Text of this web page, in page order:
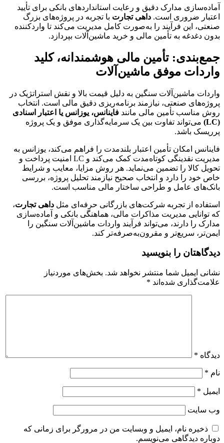
آماده‌سازی مدارک دقیق و رعایت استانداردهای بانکی برای تأیید
اعتبار ضروری است. داهی تجارت با تجربه در پروژه‌های بزرگ
صنعتی، این فرآیند را به‌صورت کامل مدیریت می‌کند تا واردکننده
بدون دغدغه به تأمین مالی و خرید ماشین‌آلات بپردازد.
جمع‌بندی: تأمین مالی هوشمندانه، کلید
واردات موفق ماشین‌آلات
واردات ماشین‌آلات سنگین به دلیل قیمت بالا و نقش استراتژیک در
پروژه‌های صنعتی، نیازمند برنامه‌ریزی دقیق مالی است. انتخاب
روش مناسب تأمین مالی مانند فاینانس، یوزانس یا اعتبار اسنادی
(LC)
می‌تواند تفاوت بین یک سرمایه‌گذاری موفق و یک پروژه
پرریسک باشد.
فاینانس امکان تأمین اعتبار بلندمدت را فراهم می‌کند، یوزانس به
مدیریت نقدینگی کوتاه‌مدت کمک می‌کند و LC امنیت پرداخت و
تحویل کالا را تضمین می‌نماید. هر روش مزایا، معایب و شرایط
خاص خود را دارد و انتخاب صحیح نیازمند تحلیل پروژه، بررسی
بانک‌های عامل و طراحی ساختار مالی مناسب است.
استفاده از تجربه شرکت‌های بازرگانی حرفه‌ای مثل داهی تجارت،
که توانایی مدیریت مذاکرات مالی، هماهنگی بانکی و آماده‌سازی
مدارک را دارند، می‌تواند فرآیند واردات ماشین‌آلات سنگین را
ایمن‌تر، سریع‌تر و مقرون‌به‌صرفه‌تر کند.
دیدگاهتان را بنویسید
نشانی ایمیل شما منتشر نخواهد شد. بخش‌های موردنیاز
علامت‌گذاری شده‌اند *
دیدگاه *
نام *
ایمیل *
وب‌ سایت
ذخیره نام، ایمیل و وبسایت من در مرورگر برای زمانی که
دوباره دیدگاهی می‌نویسم.